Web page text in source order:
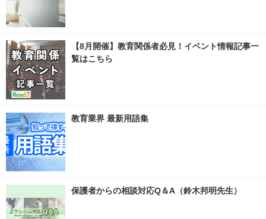
【8月開催】教育関係者必見！イベント情報記事一
覧はこちら
教育業界 最新用語集
保護者からの相談対応Q＆A（鈴木邦明先生）